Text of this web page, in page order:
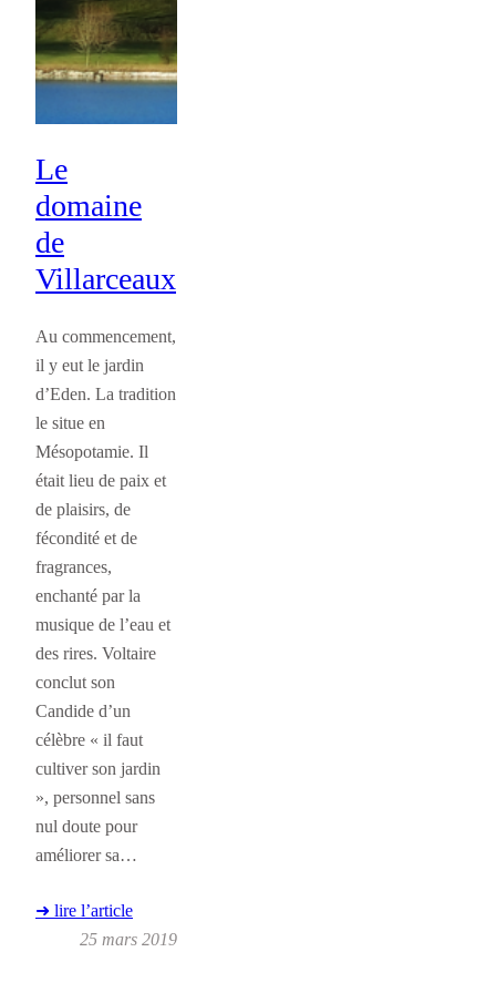
Le
domaine
de
Villarceaux
Au commencement,
il y eut le jardin
d’Eden. La tradition
le situe en
Mésopotamie. Il
était lieu de paix et
de plaisirs, de
fécondité et de
fragrances,
enchanté par la
musique de l’eau et
des rires. Voltaire
conclut son
Candide d’un
célèbre « il faut
cultiver son jardin
», personnel sans
nul doute pour
améliorer sa…
➜ lire l’article
25 mars 2019